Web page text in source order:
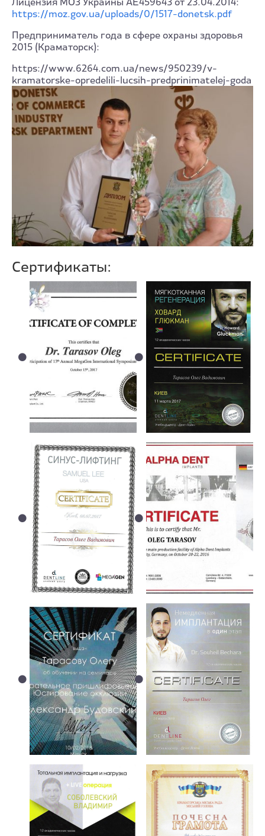
https://moz.gov.ua/uploads/0/1517-donetsk.pdf
Предприниматель года в сфере охраны здоровья
2015 (Краматорск):
https://www.6264.com.ua/news/950239/v-
kramatorske-opredelili-lucsih-predprinimatelej-goda
Сертификаты: